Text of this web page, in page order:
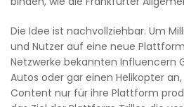
Die Idee ist nachvollziehbar. Um
und Nutzer auf eine neue
Netzwerke bekannten Influencern
Autos oder gar einen Helikopter
Content nur für ihre Plattform